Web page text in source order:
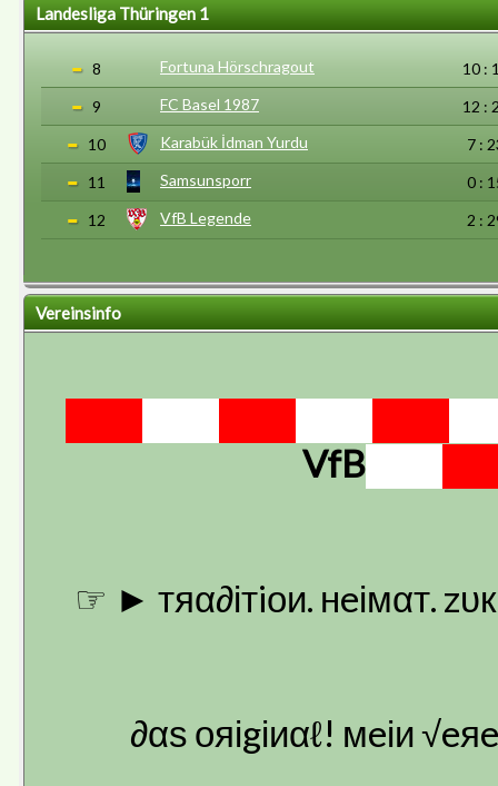
Landesliga Thüringen 1
8 Fortuna Hörschragout
10 :
9
FC Basel 1987
12 :
10
Karabük İdman Yurdu
7 :
11
Samsunsporr
0 :
12
VfB Legende 2 :
Vereinsinfo
VfB███
☞ ► тяα∂ітiои. нeімαт.
∂αѕ ояіgіиαℓ! мeіи